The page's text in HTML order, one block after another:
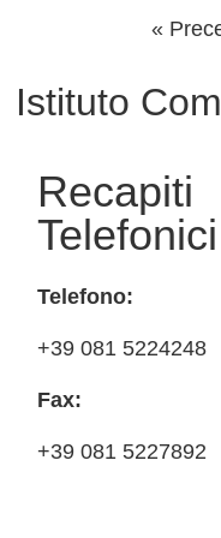
«
Istituto
Recapiti
Telefonici
Telefono:
+39 081 5224248
Fax:
+39 081 5227892